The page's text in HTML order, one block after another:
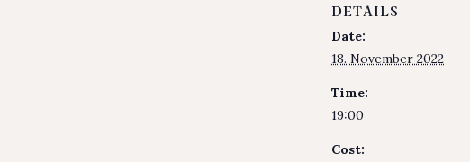
DETAILS
Date:
18. November 2022
Time:
19:00
Cost: